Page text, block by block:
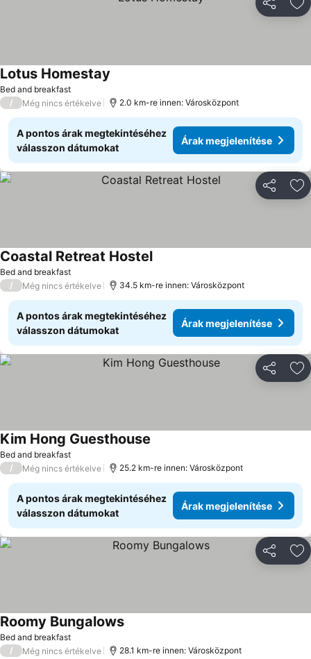
Bed and breakfast
Lotus Homestay
/ Még nincs értékelve 2.0 km-re innen: Városközpont
A pontos árak megtekintéséhez
válasszon dátumokat
Árak megjelenítése
Bed and breakfast
Coastal Retreat HostelÁrak megjelenítése
/ Még nincs értékelve 34.5 km-re innen: Városközpont
A pontos árak megtekintéséhez
válasszon dátumokat
Árak megjelenítése
Bed and breakfast
Kim Hong Guesthouse
/ Még nincs értékelve 25.2 km-re innen: Városközpont
A pontos árak megtekintéséhez
válasszon dátumokat
Árak megjelenítése
Bed and breakfast
Roomy BungalowsÁrak megjelenítése
/ Még nincs értékelve 28.1 km-re innen: Városközpont